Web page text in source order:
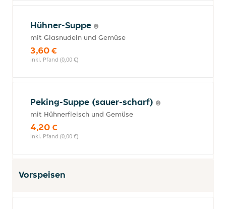
Hühner-Suppe
mit Glasnudeln und Gemüse
3,60 €
inkl. Pfand (0,00 €)
Peking-Suppe (sauer-scharf)
mit Hühnerfleisch und Gemüse
4,20 €
inkl. Pfand (0,00 €)
Vorspeisen